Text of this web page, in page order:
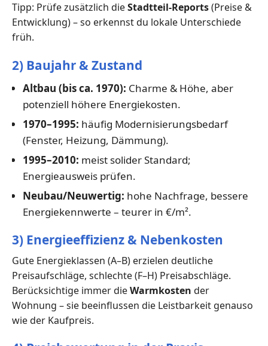
Tipp: Prüfe zusätzlich dieStadtteil-Reports(Preise &
Entwicklung) – so erkennst du lokale Unterschiede
früh.
2) Baujahr & Zustand
Altbau (bis ca. 1970): Charme & Höhe, aber
potenziell höhere Energiekosten.
1970–1995: häufig Modernisierungsbedarf
(Fenster, Heizung, Dämmung).
1995–2010: meist solider Standard;
Energieausweis prüfen.
Neubau/Neuwertig: hohe Nachfrage, bessere
Energiekennwerte – teurer in €/m².
3) Energieeffizienz & Nebenkosten
Gute Energieklassen (A–B) erzielen deutliche
Preisaufschläge, schlechte (F–H) Preisabschläge.
Berücksichtige immer dieWarmkosten der
Wohnung – sie beeinflussen die Leistbarkeit genauso
wie der Kaufpreis.